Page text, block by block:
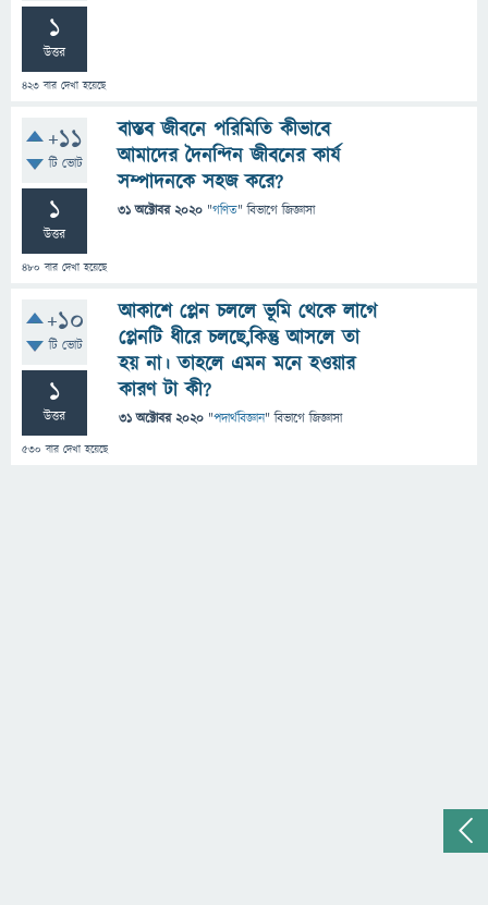
1
উত্তর
423 বার দেখা হয়েছে
+11
টি ভোট
1
উত্তর
480 বার দেখা হয়েছে
বাস্তব জীবনে পরিমিতি কীভাবে
আমাদের দৈনন্দিন জীবনের কার্য
সম্পাদনকে সহজ করে?
31 অক্টোবর 2020 "গণিত" বিভাগে জিজ্ঞাসা
+10
টি ভোট
1
উত্তর
530 বার দেখা হয়েছে
আকাশে প্লেন চললে ভূমি থেকে লাগে
প্লেনটি ধীরে চলছে,কিন্তু আসলে তা
হয় না। তাহলে এমন মনে হওয়ার
কারণ টা কী?
31 অক্টোবর 2020 "পদার্থবিজ্ঞান" বিভাগে জিজ্ঞাসা